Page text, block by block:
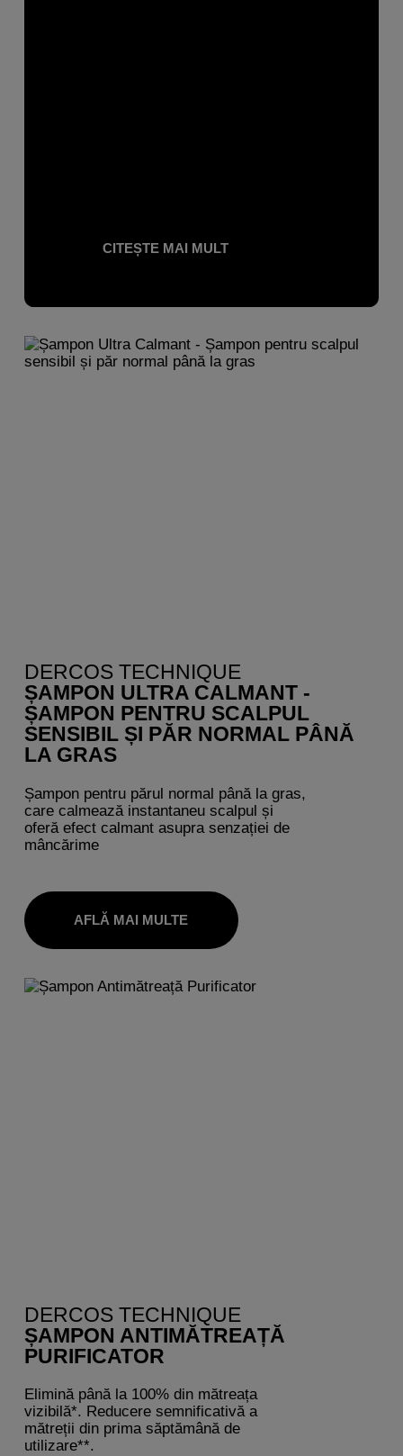
CITEȘTE MAI MULT
DERCOS TECHNIQUE
ȘAMPON ULTRA CALMANT -
ȘAMPON PENTRU SCALPUL
SENSIBIL ȘI PĂR NORMAL PÂNĂ
LA GRAS
Șampon pentru părul normal până la gras,
care calmează instantaneu scalpul și
oferă efect calmant asupra senzației de
mâncărime
AFLĂ MAI MULTE
DERCOS TECHNIQUE
ȘAMPON ANTIMĂTREAȚĂ
PURIFICATOR
Elimină până la 100% din mătreața
vizibilă*. Reducere semnificativă a
mătreții din prima săptămână de
utilizare**.